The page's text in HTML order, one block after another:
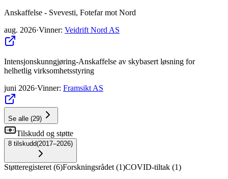
Anskaffelse - Svevesti, Fotefar mot Nord
aug. 2026·Vinner: Veidrift Nord AS
Intensjonskunngjøring-Anskaffelse av skybasert løsning for
helhetlig virksomhetsstyring
juni 2026·Vinner: Framsikt AS
Se alle (29)
Tilskudd og støtte
8 tilskudd(2017–2026)
Støtteregisteret (6)Forskningsrådet (1)COVID-tiltak (1)